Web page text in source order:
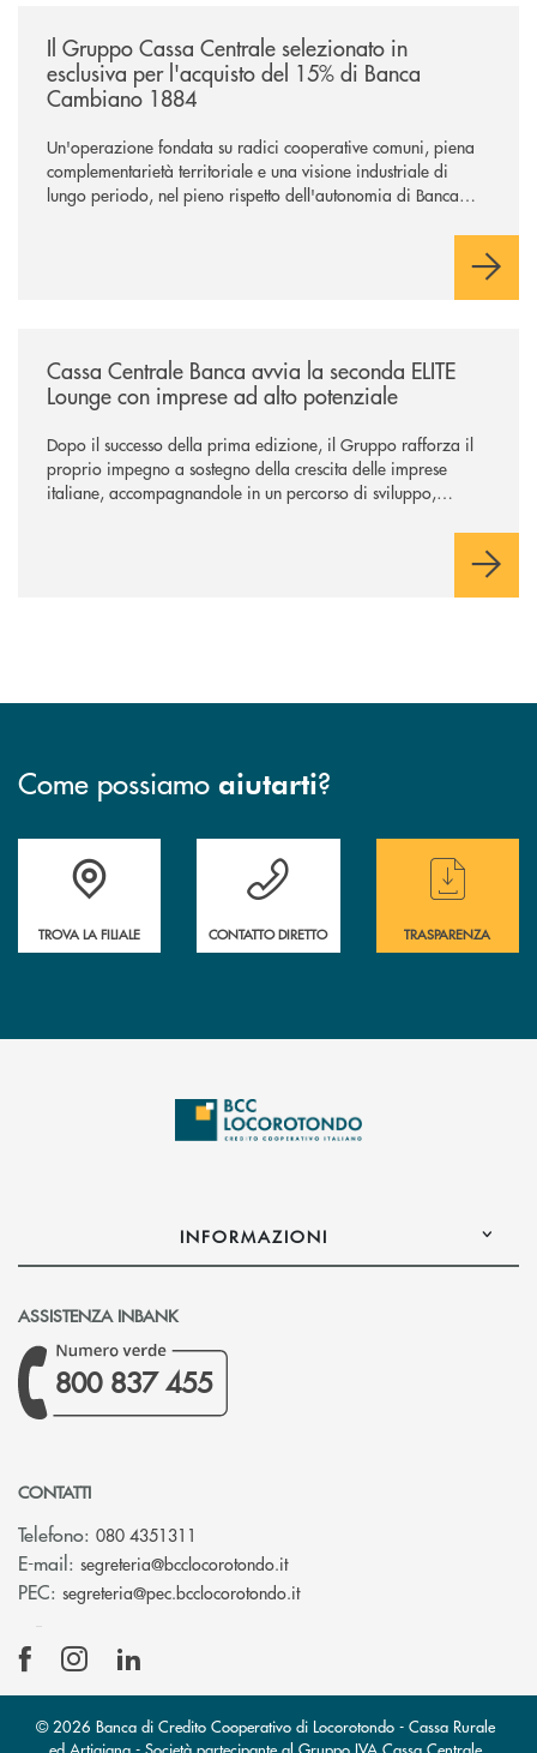
Il Gruppo Cassa Centrale selezionato in
esclusiva per l'acquisto del 15% di Banca
Cambiano 1884
Un'operazione fondata su radici cooperative comuni, piena
complementarietà territoriale e una visione industriale di
lungo periodo, nel pieno rispetto dell'autonomia di Banca
negoziazione esclusiva per la finalizzazione dell’operazione.
Cassa Centrale Banca avvia la seconda ELITE
Lounge con imprese ad alto potenziale
Dopo il successo della prima edizione, il Gruppo rafforza il
proprio impegno a sostegno della crescita delle imprese
italiane, accompagnandole in un percorso di sviluppo,
Come possiamo aiutarti?
Accedi all' elenco completo delle filiali
TROVA LA FILIALE
Hai bisogno di assistenza immediata ?
CONTATTO DIRETTO
Hai bisogno di
TRASPARENZA
INFORMAZIONI
ASSISTENZA INBANK
800 837 455
CONTATTI
Telefono: 080 4351311
E-mail: segreteria@bcclocorotondo.it(si apre l’app di posta
PEC: segreteria@pec.bcclocorotondo.it(si apre l’app di posta
© 2026 Banca di Credito Cooperativo di Locorotondo - Cassa Rurale
ed Artigiana - Società partecipante al Gruppo IVA Cassa Centrale